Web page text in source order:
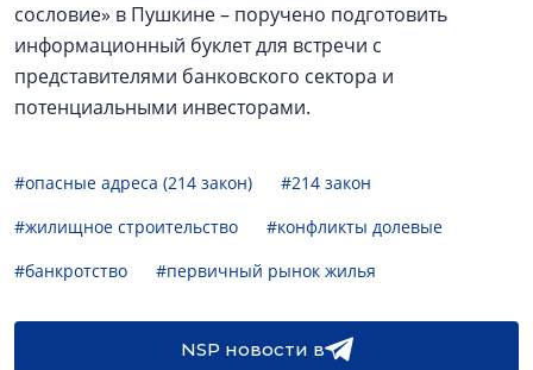
сословие» в Пушкине – поручено подготовить
информационный буклет для встречи с
представителями банковского сектора и
потенциальными инвесторами.
#опасные адреса (214 закон)
#214 закон
#жилищное строительство
#конфликты долевые
#банкротство
#первичный рынок жилья
NSP новости в